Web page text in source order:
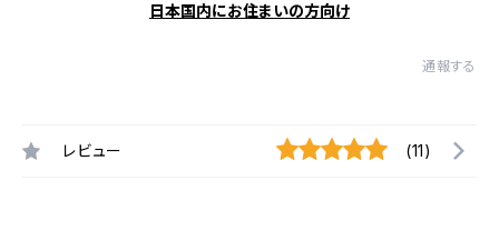
日本国内にお住まいの方向け
通報する
レビュー (11)